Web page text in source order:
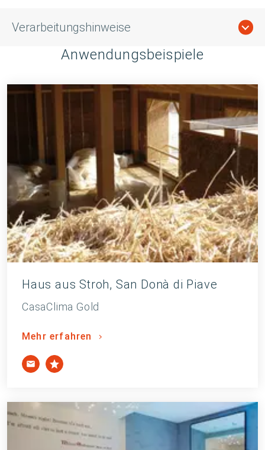
Verarbeitungshinweise
Anwendungsbeispiele
Haus aus Stroh, San Donà di Piave
CasaClima Gold
Mehr erfahren